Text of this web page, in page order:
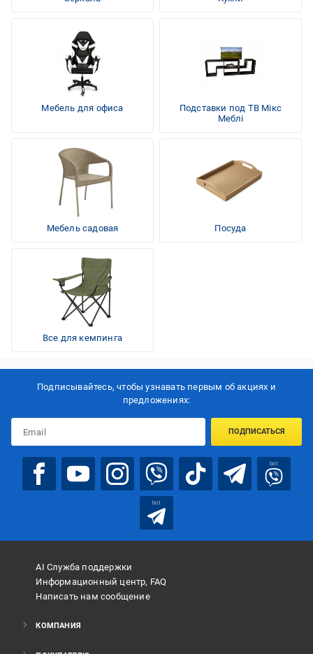
Мебель для офиса
Подставки под ТВ Мікс
Меблі
Мебель садовая Посуда
Все для кемпинга
Подписывайтесь, чтобы узнавать первым об акцияx и
предложениях:
ПОДПИСАТЬСЯ
bot
bot
AI Служба поддержки
Информационный центр, FAQ
Написать нам сообщение
КОМПАНИЯ